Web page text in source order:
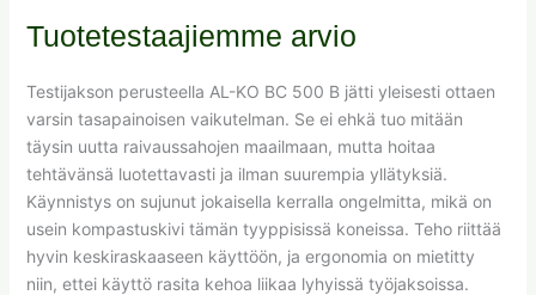
Tuotetestaajiemme arvio
Testijakson perusteella AL-KO BC 500 B jätti yleisesti ottaen
varsin tasapainoisen vaikutelman. Se ei ehkä tuo mitään
täysin uutta raivaussahojen maailmaan, mutta hoitaa
tehtävänsä luotettavasti ja ilman suurempia yllätyksiä.
Käynnistys on sujunut jokaisella kerralla ongelmitta, mikä on
usein kompastuskivi tämän tyyppisissä koneissa. Teho riittää
hyvin keskiraskaaseen käyttöön, ja ergonomia on mietitty
niin, ettei käyttö rasita kehoa liikaa lyhyissä työjaksoissa.